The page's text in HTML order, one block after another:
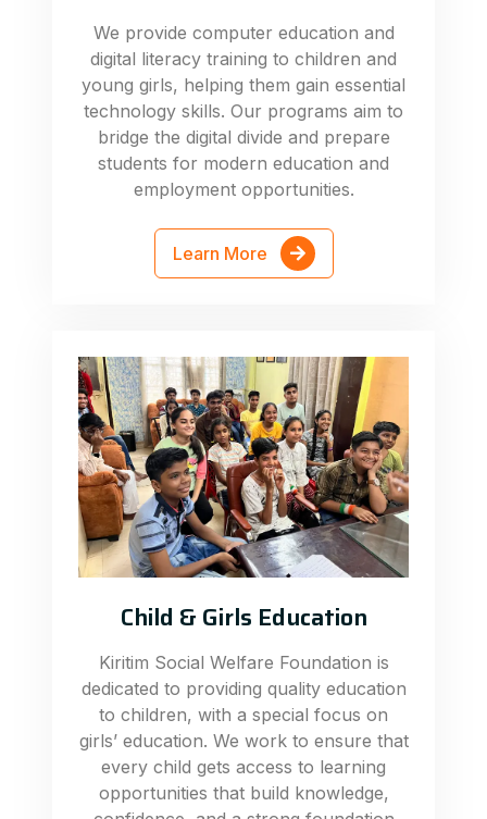
We provide computer education and
digital literacy training to children and
young girls, helping them gain essential
technology skills. Our programs aim to
bridge the digital divide and prepare
students for modern education and
employment opportunities.
Learn More
Child & Girls Education
Kiritim Social Welfare Foundation is
dedicated to providing quality education
to children, with a special focus on
girls’ education. We work to ensure that
every child gets access to learning
opportunities that build knowledge,